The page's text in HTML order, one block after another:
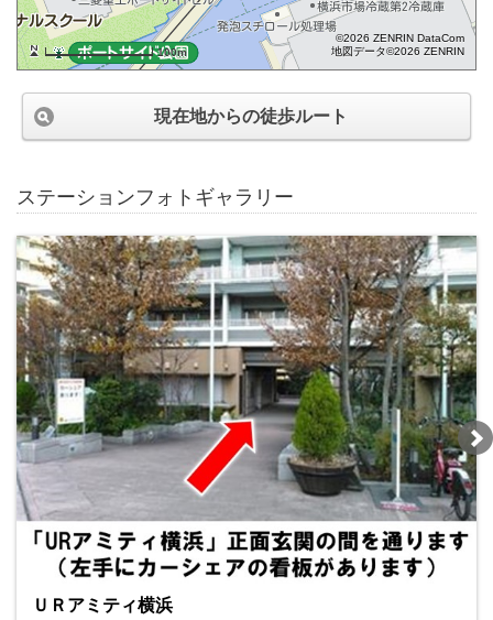
100m
©2026 ZENRIN DataCom
地図データ©2026 ZENRIN
現在地からの徒歩ルート
ステーションフォトギャラリー
ＵＲアミティ横浜